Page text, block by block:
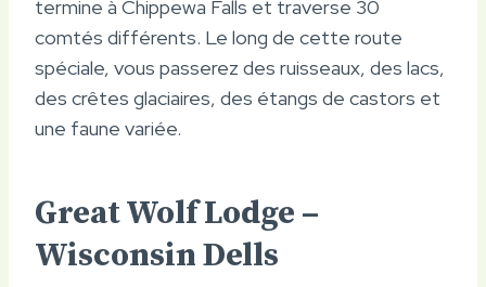
termine à Chippewa Falls et traverse 30
comtés différents. Le long de cette route
spéciale, vous passerez des ruisseaux, des lacs,
des crêtes glaciaires, des étangs de castors et
une faune variée.
Great Wolf Lodge –
Wisconsin Dells